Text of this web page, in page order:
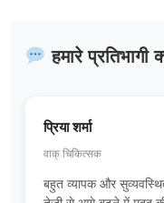
हमारे प्रतिभागी
प्रिया शर्मा
वाक् चिकित्सक
बहुत व्यापक और